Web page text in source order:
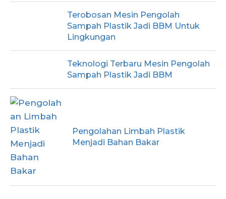
Terobosan Mesin Pengolah
Sampah Plastik Jadi BBM Untuk
Lingkungan
Teknologi Terbaru Mesin Pengolah
Sampah Plastik Jadi BBM
Pengolahan Limbah Plastik
Menjadi Bahan Bakar